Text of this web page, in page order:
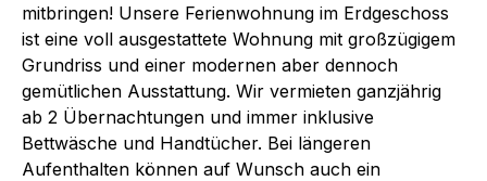
mitbringen! Unsere Ferienwohnung im Erdgeschoss
ist eine voll ausgestattete Wohnung mit großzügigem
Grundriss und einer modernen aber dennoch
gemütlichen Ausstattung. Wir vermieten ganzjährig
ab 2 Übernachtungen und immer inklusive
Bettwäsche und Handtücher. Bei längeren
Aufenthalten können auf Wunsch auch ein